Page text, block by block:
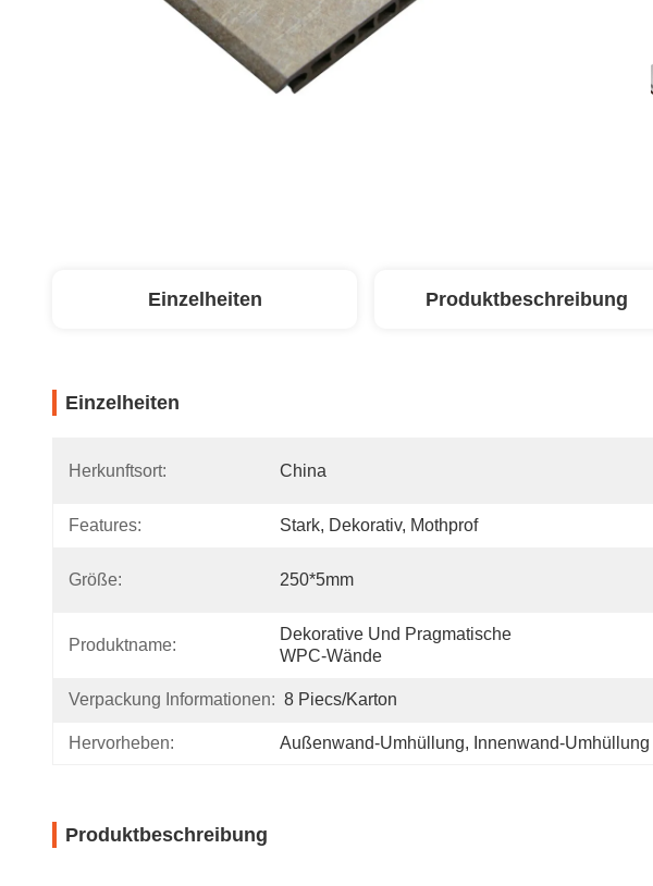
Einzelheiten Produktbeschreibung
Einzelheiten
Herkunftsort: China
Features: Stark, Dekorativ, Mothprof
Größe: 250*5mm
Produktname:
Dekorative Und Pragmatische
WPC-Wände
Verpackung Informationen: 8 Piecs/Karton
Hervorheben: Außenwand-Umhüllung, Innenwand-Umhüllung
Produktbeschreibung